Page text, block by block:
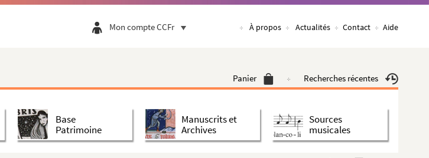
Mon compte CCFr À propos Actualités Contact Aide
Panier Recherches récentes
Base
Patrimoine
Manuscrits et
Archives
Sources
musicales